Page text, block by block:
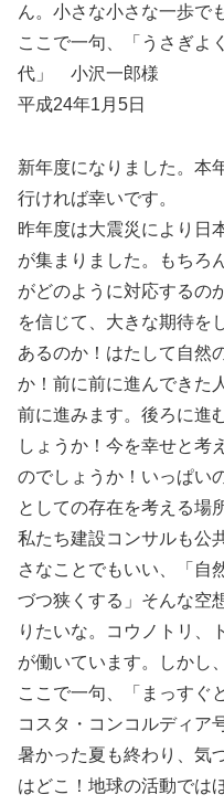
ん。小さな小さな一歩で
ここで一句、「うさぎ
代」 小沢一郎様
平成24年1月5日
新年度になりました。本
行ければ幸いです。
昨年度は大震災により日
が集まりました。もちろ
がどのように対応するの
を信じて、大きな期待を
あるのか！はたして自然
か！前に前に進んできた
前に進みます。後ろに進
しょうか！今を幸せと考
のでしょうか！いっぱい
としての存在を考える場
私たち建設コンサルも公
さなことでもいい、「自
づつ狭くする」そんな空
りたいな。コウノトリ、
が働いています。しかし
ここで一句、「まっす
コスタ・コンコルディア
暑かった夏も終わり、気
はどこ！地球の活動では